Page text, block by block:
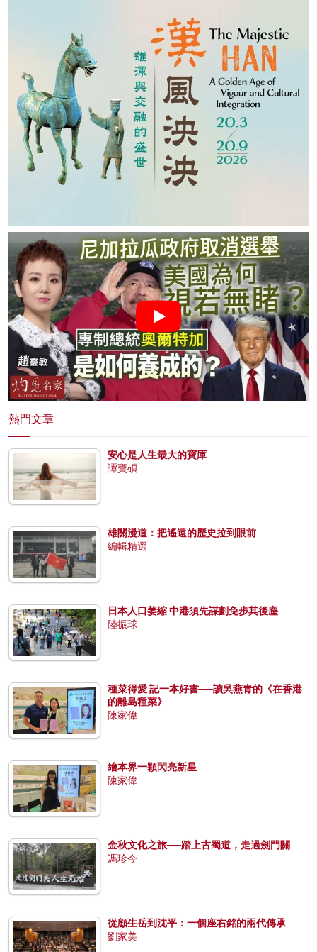
熱門文章
安心是人生最大的寶庫
譚寶碩
雄關漫道：把遙遠的歷史拉到眼前
編輯精選
日本人口萎縮 中港須先謀劃免步其後塵
陸振球
種菜得愛 記一本好書──讀吳燕青的《在香港
的離島種菜》
陳家偉
繪本界一顆閃亮新星
陳家偉
金秋文化之旅──踏上古蜀道，走過劍門關
馮珍今
從顧生岳到沈平：一個座右銘的兩代傳承
劉家美